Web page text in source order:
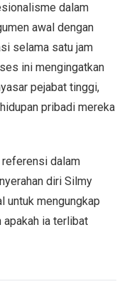
dalam
awal dengan
selama satu jam
ini mengingatkan
pejabat tinggi,
pribadi mereka
referensi dalam
diri Silmy
untuk mengungkap
apakah ia terlibat